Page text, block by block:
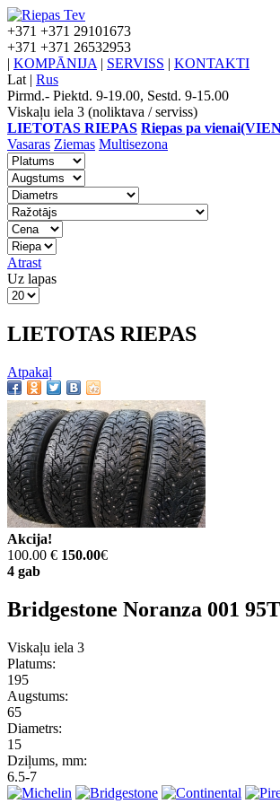
+371 +371 29101673
+371 +371 26532953
| KOMPĀNIJA | SERVISS | KONTAKTI
Lat | Rus
Pirmd.- Piektd. 9-19.00, Sestd. 9-15.00
Viskaļu iela 3 (noliktava / serviss)
LIETOTAS RIEPAS Riepas pa
Vasaras Ziemas Multisezona
Atrast
Uz lapas
LIETOTAS RIEPAS
Atpakaļ
Akcija!
100.00 € 150.00€
4 gab
Bridgestone Noranza 001 95T
Viskaļu iela 3
Platums:
195
Augstums:
65
Diametrs:
15
Dziļums, mm:
6.5-7